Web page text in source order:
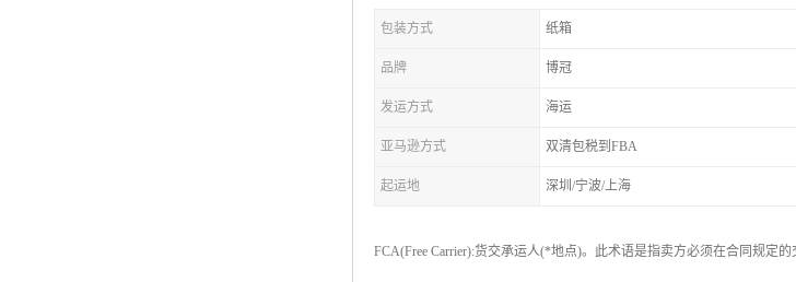
包装方式 纸箱
品牌 博冠
发运方式 海运
亚马逊方式 双清包税到FBA
起运地 深圳/宁波/上海
FCA(Free Carrier):货交承运人(*地点)。此术语是指卖方必须在合同规定